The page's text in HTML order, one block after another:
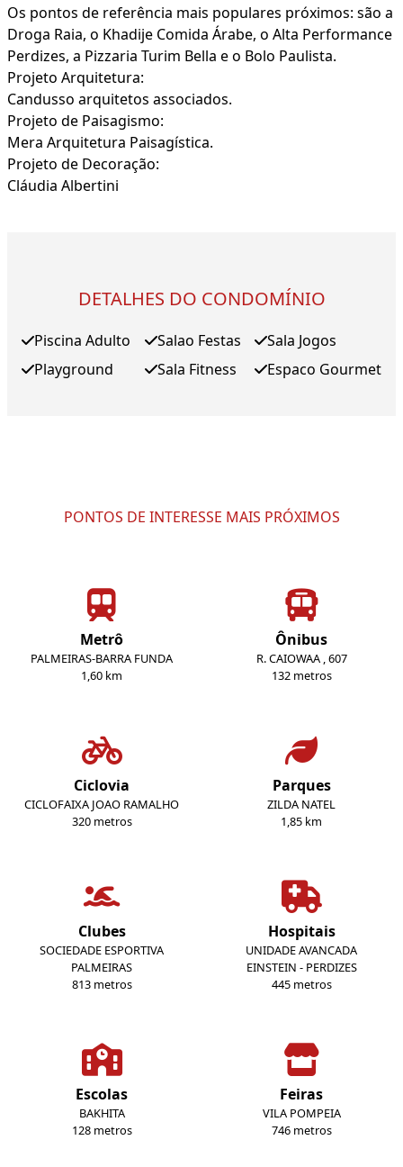
Os pontos de referência mais populares próximos: são a
Droga Raia, o Khadije Comida Árabe, o Alta Performance
Perdizes, a Pizzaria Turim Bella e o Bolo Paulista.
Projeto Arquitetura:
Candusso arquitetos associados.
Projeto de Paisagismo:
Mera Arquitetura Paisagística.
Projeto de Decoração:
Cláudia Albertini
DETALHES DO CONDOMÍNIO
Piscina Adulto
Playground
Salao Festas
Sala Fitness
Sala Jogos
Espaco Gourmet
PONTOS DE INTERESSE MAIS PRÓXIMOS
Metrô
PALMEIRAS-BARRA FUNDA
1,60 km
Ônibus
R. CAIOWAA , 607
132 metros
Ciclovia
CICLOFAIXA JOAO RAMALHO
320 metros
Parques
ZILDA NATEL
1,85 km
Clubes
SOCIEDADE ESPORTIVA
PALMEIRAS
813 metros
Hospitais
UNIDADE AVANCADA
EINSTEIN - PERDIZES
445 metros
Escolas
BAKHITA
128 metros
Feiras
VILA POMPEIA
746 metros